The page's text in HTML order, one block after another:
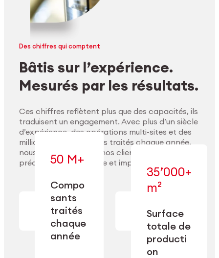
Explorer les matériaux
Des chiffres qui comptent
Bâtis sur l’expérience.
Mesurés par les résultats.
Ces chiffres reflètent plus que des capacités, ils
traduisent un engagement. Avec plus d’un siècle
d’expérience, des opérations multi-sites et des
millions de composants traités chaque année,
nous accompagnons nos clients pour délivrer
précision, performance et impact durable.
50 M+
Compo
sants
traités
chaque
année
— en usinage,
nettoyage et
conditionnement.
35’000+
m²
Surface
totale de
producti
on
— conçue pour
précision et la
flexibilité
opérationnelle.